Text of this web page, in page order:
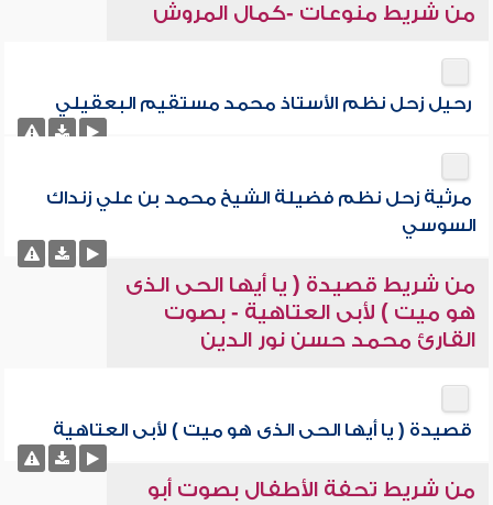
من شريط منوعات -كمال المروش
رحيل زحل نظم الأستاذ محمد مستقيم البعقيلي
مرثية زحل نظم فضيلة الشيخ محمد بن علي زنداك
السوسي
من شريط قصيدة ( يا أيها الحى الذى
هو ميت ) لأبى العتاهية - بصوت
القارئ محمد حسن نور الدين
قصيدة ( يا أيها الحى الذى هو ميت ) لأبى العتاهية
من شريط تحفة الأطفال بصوت أبو